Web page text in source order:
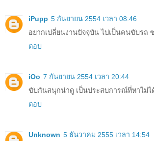
iPupp 5 กันยายน 2554 เวลา 08:46
อยากเปลี่ยนงานปัจจุบัน ไปเป็นคนขับรถ
ตอบ
iOo 7 กันยายน 2554 เวลา 20:44
ขับกันสนุกน่าดู เป็นประสบการณ์ที่หาไม่ไ
ตอบ
Unknown 5 ธันวาคม 2555 เวลา 14:54